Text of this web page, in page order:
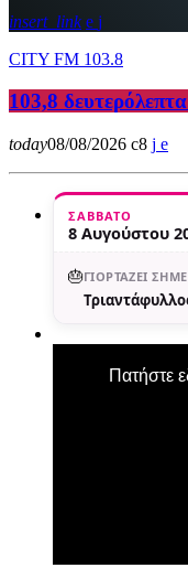
insert_link
CITY FM 103.8
103,8
today08/08/2026 8
ΣΆΒΒΑΤΟ
8 Αυγούστου
🎂ΓΙΟΡΤΆΖΕΙ
Πατήστε